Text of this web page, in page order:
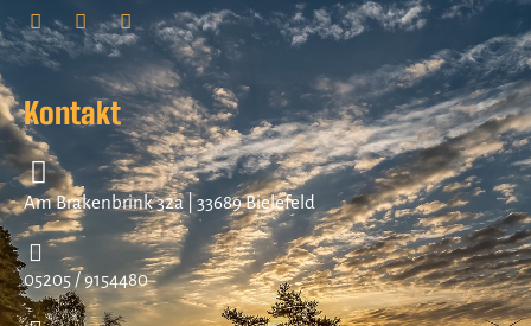
Kontakt
Am Brakenbrink 32a | 33689 Bielefeld
05205 / 9154480